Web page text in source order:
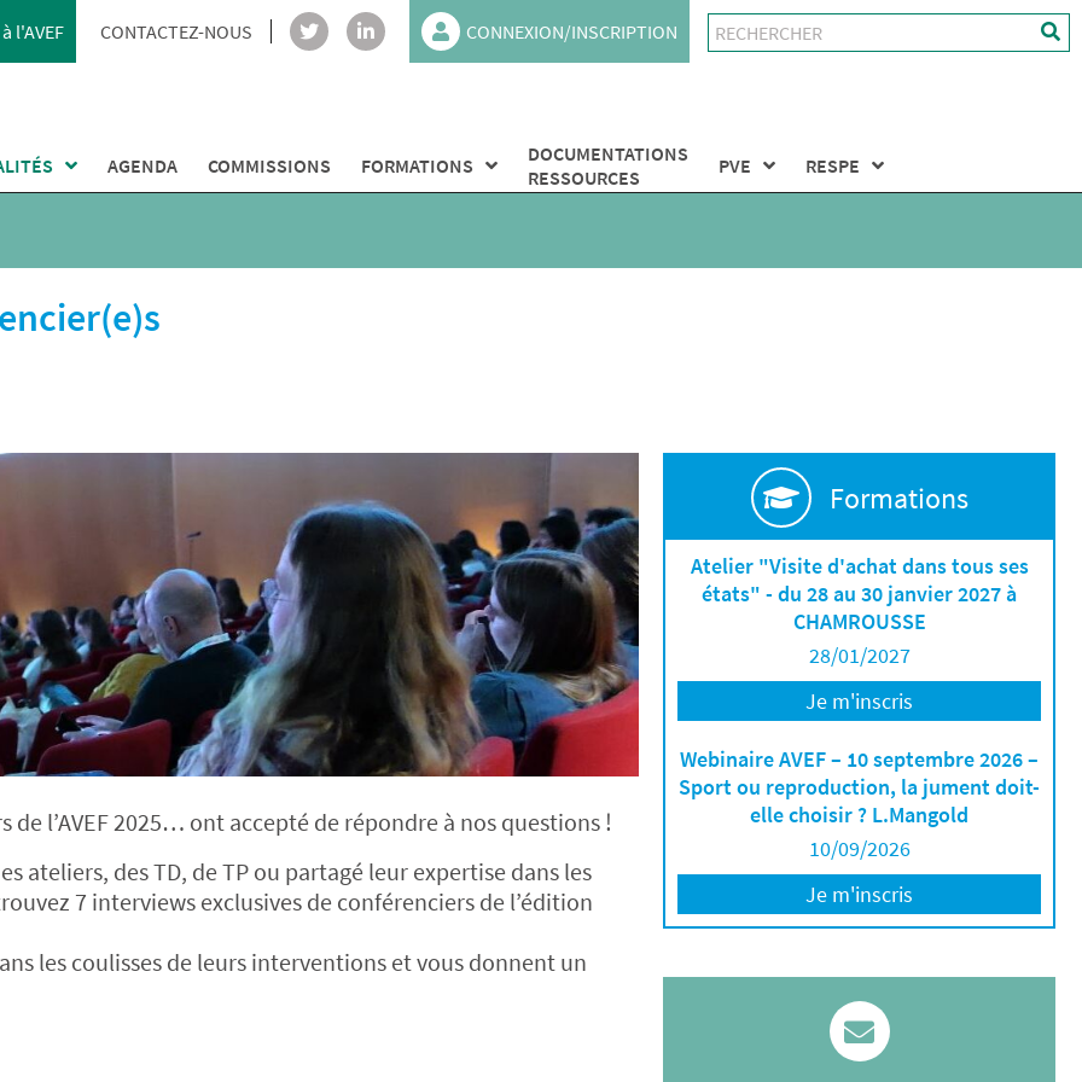
l'AVEF CONTACTEZ-NOUS CONNEXION/INSCRIPTION
AGENDA COMMISSIONS FORMATIONS
DOCUMENTATIONS
RESSOURCES
PVE RESPE
l’AVEF 2025… ont accepté de répondre à nos questions !
ateliers, des TD, de TP ou partagé leur expertise dans les
7 interviews exclusives de conférenciers de l’édition
les coulisses de leurs interventions et vous donnent un
Formations
Atelier "Visite d'achat dans tous ses
états" - du 28 au 30 janvier 2027 à
CHAMROUSSE
28/01/2027
Je m'inscris
Webinaire AVEF – 10 septembre 2026 –
Sport ou reproduction, la jument doit-
elle choisir ? L.Mangold
10/09/2026
Je m'inscris